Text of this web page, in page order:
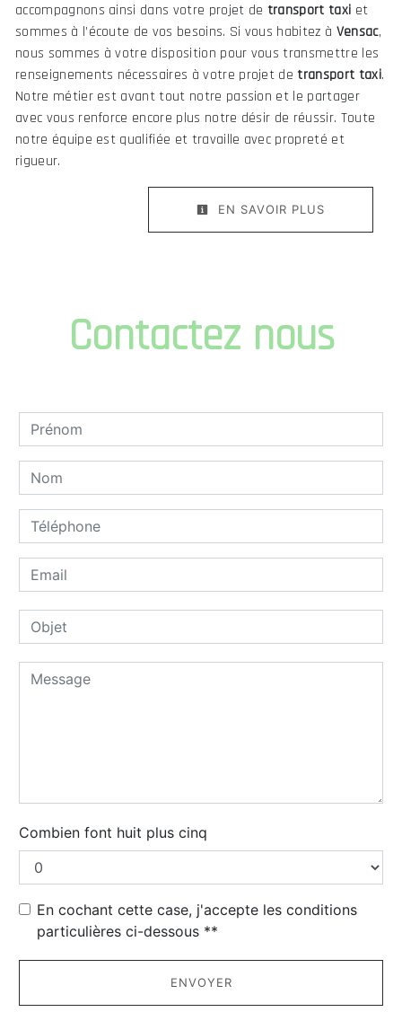
accompagnons ainsi dans votre projet de transport taxi et
sommes à l’écoute de vos besoins. Si vous habitez à Vensac,
nous sommes à votre disposition pour vous transmettre les
renseignements nécessaires à votre projet de transport taxi.
Notre métier est avant tout notre passion et le partager
avec vous renforce encore plus notre désir de réussir. Toute
notre équipe est qualifiée et travaille avec propreté et
rigueur.
EN SAVOIR PLUS
Contactez nous
Combien font huit plus cinq
En cochant cette case, j'accepte les conditions
particulières ci-dessous **
ENVOYER